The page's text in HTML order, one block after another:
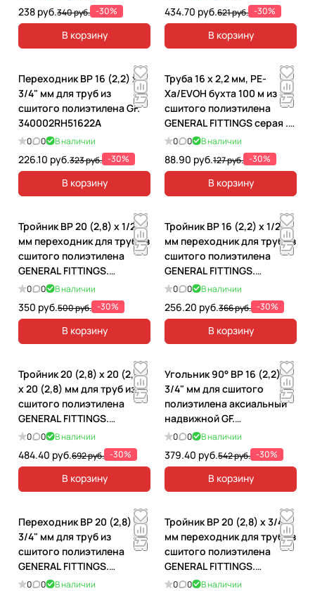
238 руб.340 руб. -30%
В корзину
434.70 руб.621 руб. -30%
В корзину
Переходник ВР 16 (2,2) х
3/4" мм для труб из
сшитого полиэтилена GF.
340002RH51622A
0 0 В наличии
226.10 руб.323 руб. -30%
В корзину
Труба 16 х 2,2 мм, PE-
Xa/EVOH бухта 100 м из
сшитого полиэтилена
GENERAL FITTINGS серая .
TB0030G162200U
0 0 В наличии
88.90 руб.127 руб. -30%
В корзину
Тройник ВР 20 (2,8) x 1/2"
мм переходник для труб из
сшитого полиэтилена
GENERAL FITTINGS.
340012H042028A
0 0 В наличии
350 руб.500 руб. -30%
В корзину
Тройник ВР 16 (2,2) x 1/2"
мм переходник для труб из
сшитого полиэтилена
GENERAL FITTINGS.
340012H041622A
0 0 В наличии
256.20 руб.366 руб. -30%
В корзину
Тройник 20 (2,8) х 20 (2,8)
х 20 (2,8) мм для труб из
сшитого полиэтилена
GENERAL FITTINGS.
340010H202800A
0 0 В наличии
484.40 руб.692 руб. -30%
В корзину
Угольник 90° ВР 16 (2,2) х
3/4" мм для сшитого
полиэтилена аксиальный
надвижной GF.
340022H051622A
0 0 В наличии
379.40 руб.542 руб. -30%
В корзину
Переходник ВР 20 (2,8) x
3/4" мм для труб из
сшитого полиэтилена
GENERAL FITTINGS.
340002RH52028A
0 0 В наличии
Тройник ВР 20 (2,8) x 3/4"
мм переходник для труб из
сшитого полиэтилена
GENERAL FITTINGS.
340012H052028A
0 0 В наличии